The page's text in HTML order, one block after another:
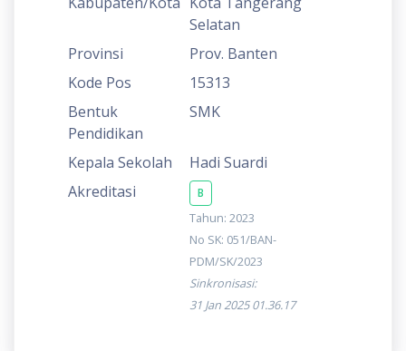
Selatan
Provinsi
Prov. Banten
Kode Pos
15313
Bentuk
Pendidikan
SMK
Kepala Sekolah
Hadi Suardi
Akreditasi
B
Tahun: 2023
No SK: 051/BAN-
PDM/SK/2023
Sinkronisasi:
31 Jan 2025 01.36.17